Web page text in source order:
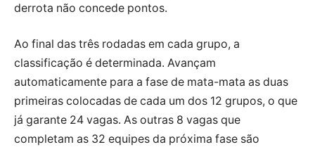
derrota não concede pontos.
Ao final das três rodadas em cada grupo, a
classificação é determinada. Avançam
automaticamente para a fase de mata-mata as duas
primeiras colocadas de cada um dos 12 grupos, o que
já garante 24 vagas. As outras 8 vagas que
completam as 32 equipes da próxima fase são